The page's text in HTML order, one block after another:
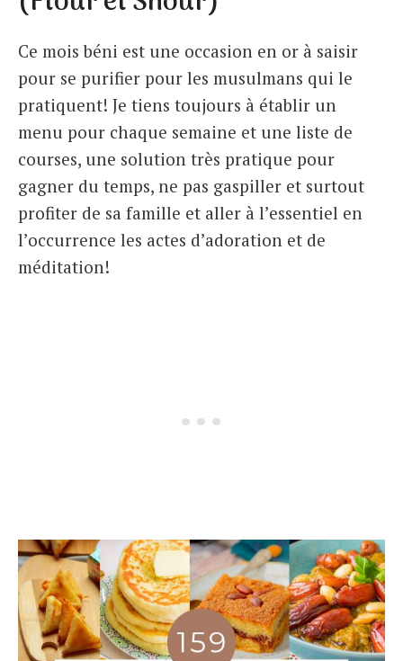
Ce mois béni est une occasion en or à saisir
pour se purifier pour les musulmans qui le
pratiquent! Je tiens toujours à établir un
menu pour chaque semaine et une liste de
courses, une solution très pratique pour
gagner du temps, ne pas gaspiller et surtout
profiter de sa famille et aller à l’essentiel en
l’occurrence les actes d’adoration et de
méditation!